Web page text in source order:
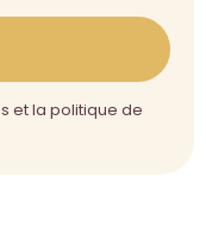
et la politique de